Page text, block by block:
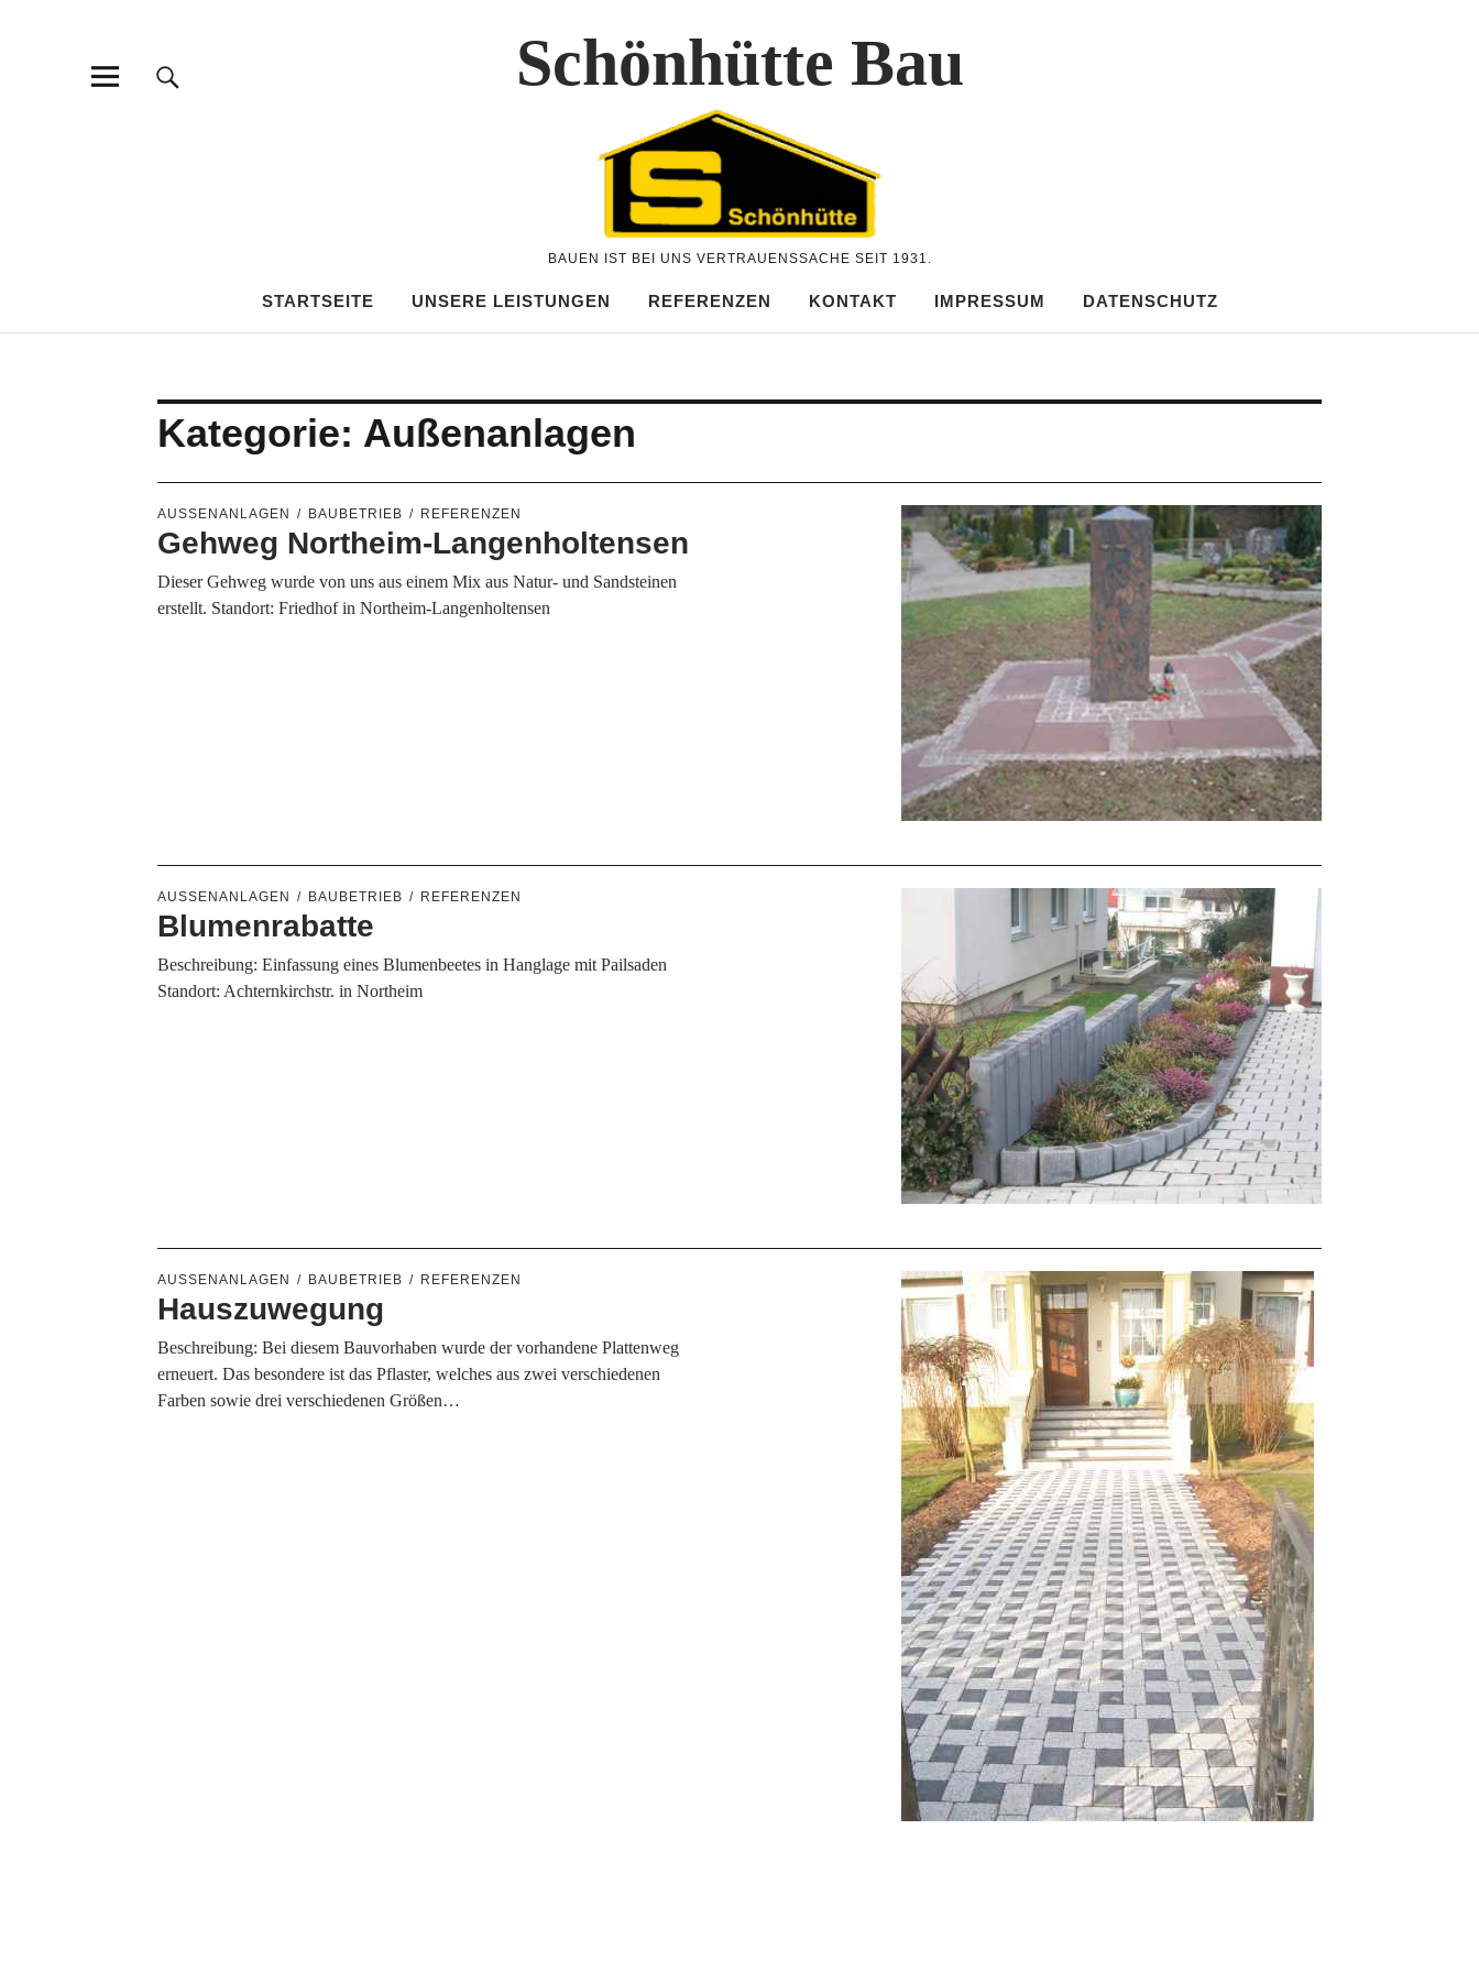
Schönhütte Bau
BAUEN IST BEI UNS VERTRAUENSSACHE SEIT 1931.
STARTSEITE UNSERE LEISTUNGEN REFERENZEN KONTAKT IMPRESSUM DATENSCHUTZ
Kategorie: Außenanlagen
AUSSENANLAGEN BAUBETRIEB REFERENZEN
Gehweg Northeim-Langenholtensen
Dieser Gehweg wurde von uns aus einem Mix aus Natur- und Sandsteinen
erstellt. Standort: Friedhof in Northeim-Langenholtensen
AUSSENANLAGEN BAUBETRIEB REFERENZEN
Blumenrabatte
Beschreibung: Einfassung eines Blumenbeetes in Hanglage mit Pailsaden
Standort: Achternkirchstr. in Northeim
AUSSENANLAGEN BAUBETRIEB REFERENZEN
Hauszuwegung
Beschreibung: Bei diesem Bauvorhaben wurde der vorhandene Plattenweg
erneuert. Das besondere ist das Pflaster, welches aus zwei verschiedenen
Farben sowie drei verschiedenen Größen…